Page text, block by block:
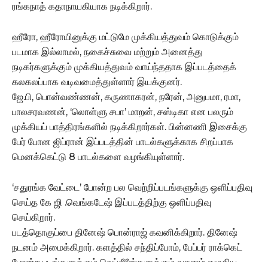
ரங்கநாத் கதாநாயகியாக நடிக்கிறார்.
ஹீரோ, ஹீரோயினுக்கு மட்டுமே முக்கியத்துவம் கொடுக்கும்
படமாக இல்லாமல், நகைச்சுவை மற்றும் அனைத்து
நடிகர்களுக்கும் முக்கியத்துவம் வாய்ந்ததாக இப்படத்தைக்
கலகலப்பாக வடிவமைத்துள்ளார் இயக்குனர்.
ஜே.பி, பொன்வண்ணன், கருணாகரன், நரேன், அனுபமா, ரமா,
பாலசரவணன், ‘லொள்ளு சபா’ மாறன், சஸ்டிகா என பலரும்
முக்கியப் பாத்திரங்களில் நடிக்கிறார்கள். பின்னணி இசைக்கு
பேர் போன ஜிப்ரான் இப்படத்தின் பாடல்களுக்காக சிறப்பாக
மெனக்கெட்டு 8 பாடல்களை வழங்கியுள்ளார்.
‘சதுரங்க வேட்டை’ போன்ற பல வெற்றிப்படங்களுக்கு ஒளிப்பதிவு
செய்த கே ஜி .வெங்கடேஷ் இப்படத்திற்கு ஒளிப்பதிவு
செய்கிறார்.
படத்தொகுப்பை தினேஷ் பொன்ராஜ் கவனிக்கிறார். தினேஷ்
நடனம் அமைக்கிறார். களத்தில் சந்திப்போம், பேப்பர் ராக்கெட்